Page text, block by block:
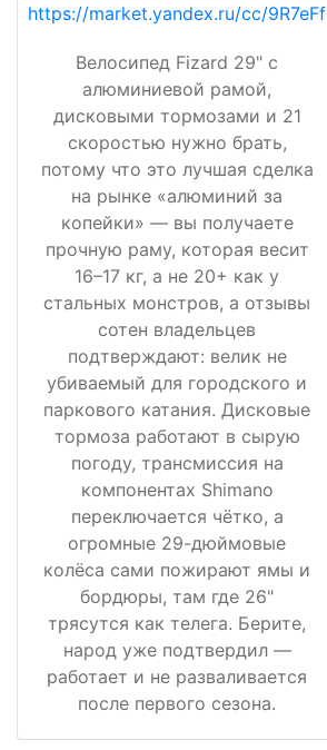
https://market.yandex.ru/cc/9R7eFf
Велосипед Fizard 29" с
алюминиевой рамой,
дисковыми тормозами и 21
скоростью нужно брать,
потому что это лучшая сделка
на рынке «алюминий за
копейки» — вы получаете
прочную раму, которая весит
16–17 кг, а не 20+ как у
стальных монстров, а отзывы
сотен владельцев
подтверждают: велик не
убиваемый для городского и
паркового катания. Дисковые
тормоза работают в сырую
погоду, трансмиссия на
компонентах Shimano
переключается чётко, а
огромные 29-дюймовые
колёса сами пожирают ямы и
бордюры, там где 26"
трясутся как телега. Берите,
народ уже подтвердил —
работает и не разваливается
после первого сезона.